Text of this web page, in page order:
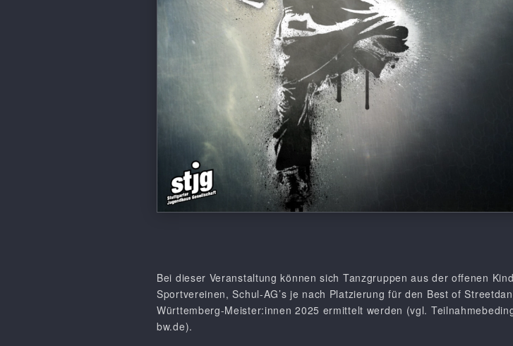
Bei dieser Veranstaltung können sich Tanzgruppen aus der offenen
Sportvereinen, Schul-AG’s je nach Platzierung für den Best of
Württemberg-Meister:innen 2025 ermittelt werden (vgl.
bw.de).